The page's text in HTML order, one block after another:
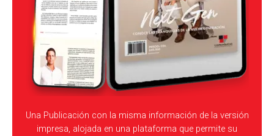
Una Publicación con la misma información de la versión
impresa, alojada en una plataforma que permite su